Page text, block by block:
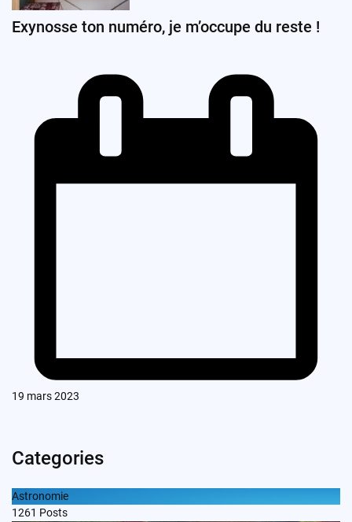
Exynosse ton numéro, je m’occupe du reste !
19 mars 2023
Categories
Astronomie
1261 Posts